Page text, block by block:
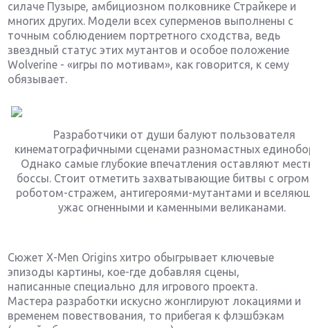
силаче Пузыре, амбициозном полковнике Страйкере и
многих других. Модели всех суперменов выполнены с
точным соблюдением портретного сходства, ведь
звездный статус этих мутантов и особое положение
Wolverine - «игры по мотивам», как говорится, к сему
обязывает.
Разработчики от души балуют пользователя
кинематографичными сценами разномастных
Однако самые глубокие впечатления оставляют
боссы. Стоит отметить захватывающие битвы с
роботом-стражем, антигероями-мутантами и
ужас огненными и каменными великанами.
Сюжет Х-Men Origins хитро обыгрывает ключевые
эпизоды картины, кое-где добавляя сцены,
написанные специально для игрового проекта.
Мастера разработки искусно жонглируют локациями и
временем повествования, то прибегая к флэшбэкам